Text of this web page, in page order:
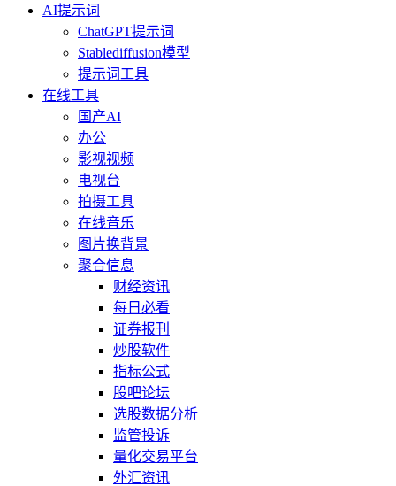
AI提示词
ChatGPT提示词
Stablediffusion模型
提示词工具
在线工具
国产AI
办公
影视视频
电视台
拍摄工具
在线音乐
图片换背景
聚合信息
财经资讯
每日必看
证券报刊
炒股软件
指标公式
股吧论坛
选股数据分析
监管投诉
量化交易平台
外汇资讯